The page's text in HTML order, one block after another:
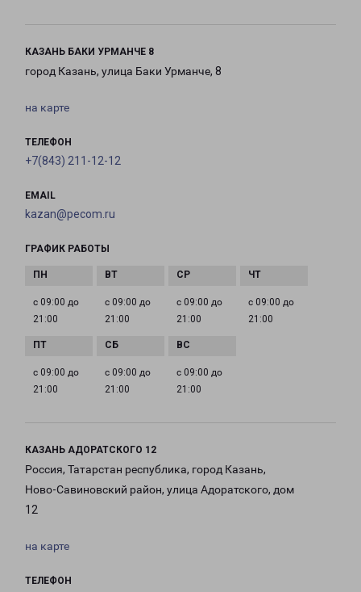
КАЗАНЬ БАКИ УРМАНЧЕ 8
город Казань, улица Баки Урманче, 8
на карте
ТЕЛЕФОН
+7(843) 211-12-12
EMAIL
kazan@pecom.ru
ГРАФИК РАБОТЫ
с 09:00 до
21:00
с 09:00 до
21:00
с 09:00 до
21:00
с 09:00 до
21:00
с 09:00 до
21:00
с 09:00 до
21:00
с 09:00 до
21:00
КАЗАНЬ АДОРАТСКОГО 12
Россия, Татарстан республика, город Казань,
Ново-Савиновский район, улица Адоратского, дом
12
на карте
ТЕЛЕФОН